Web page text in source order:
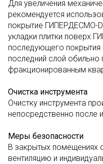
Для увеличения
рекомендуется
покрытие ГИПЕРДЕСМО-
укладки плитки поверх
последующего покрытия
последний слой обильно
фракционированным
Очистка инструмента
Очистку инструмента
непосредственно после
Меры безопасности
В закрытых помещениях
вентиляцию и